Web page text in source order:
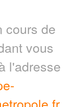
cours de
vous
l'adresse